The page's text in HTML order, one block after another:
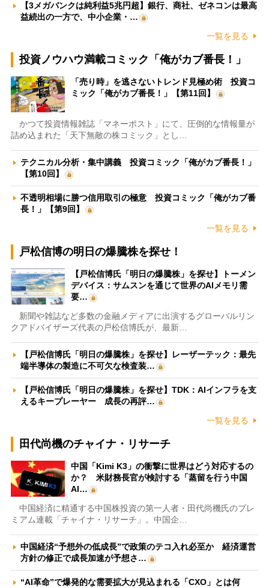
【3メガバンクは純利益5兆円超】銀行、商社、ゼネコンは最高
益続出の一方で、中小企業・…
一覧を見る
投資ノウハウ満載コミック「俺がカブ番長！」
「売り時」を逃さないトレンド見極め術 投資コ
ミック「俺がカブ番長！」【第11回】
かつて投資情報雑誌「マネーポスト」にて、圧倒的な情報量が
詰め込まれた「天下無敵の株コミック」とし…
テクニカル分析・集中講義 投資コミック「俺がカブ番長！」
【第10回】
不透明相場に勝つ信用取引の極意 投資コミック「俺がカブ番
長！」【第9回】
一覧を見る
戸松信博の明日の爆騰株を探せ！
【戸松信博氏「明日の爆騰株」を探せ】トーメン
デバイス：サムスンを通じて世界のAIメモリ需
要…
新聞や雑誌など多数の金融メディアに出演するグローバルリン
クアドバイザーズ代表の戸松信博氏が、最新…
【戸松信博氏「明日の爆騰株」を探せ】レーザーテック：最先
端半導体の製造に不可欠な検査装…
【戸松信博氏「明日の爆騰株」を探せ】TDK：AIインフラを支
えるキープレーヤー 成長の再評…
一覧を見る
田代尚機のチャイナ・リサーチ
中国「Kimi K3」の衝撃に世界はどう対応するの
か？ 米財務長官が検討する「蒸留を行う中国
AI…
中国経済に精通する中国株投資の第一人者・田代尚機氏のプレ
ミアム連載「チャイナ・リサーチ」。中国企…
中国経済“予想外の低成長”で政策のテコ入れ必至か 経済運営
方針の修正で成長加速が予想さ…
“AI革命”で爆発的な需要拡大が見込まれる「CXO」とは何